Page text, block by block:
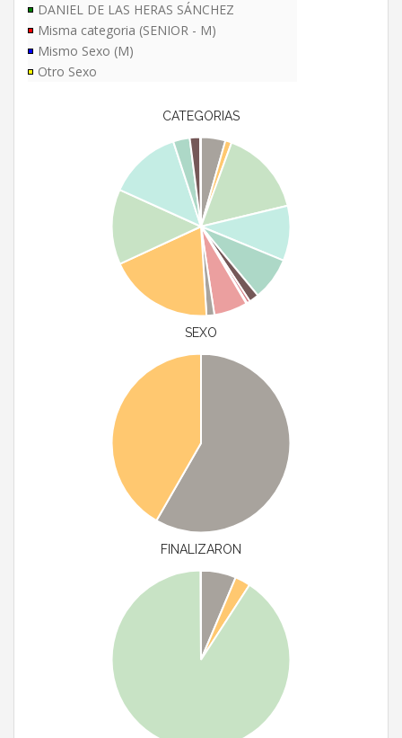
DANIEL DE LAS HERAS SÁNCHEZ
Misma categoria (SENIOR - M)
Mismo Sexo (M)
Otro Sexo
CATEGORIAS
SEXO
FINALIZARON